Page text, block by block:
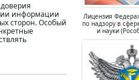
информации
сторон. Особый
Лицензия
по надзору в
и науки